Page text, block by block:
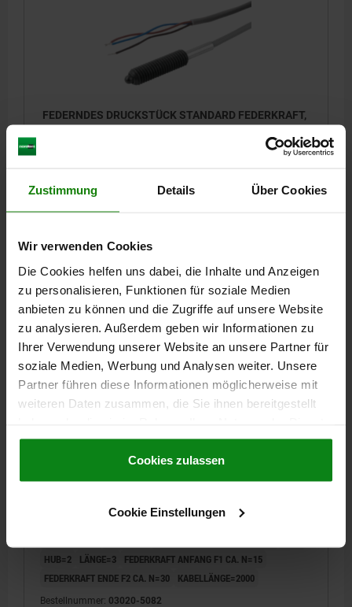
Zustimmung Details Über Cookies
Wir verwenden Cookies
Die Cookies helfen uns dabei, die Inhalte und Anzeigen
zu personalisieren, Funktionen für soziale Medien
anbieten zu können und die Zugriffe auf unsere Website
zu analysieren. Außerdem geben wir Informationen zu
Ihrer Verwendung unserer Website an unsere Partner für
soziale Medien, Werbung und Analysen weiter. Unsere
Partner führen diese Informationen möglicherweise mit
weiteren Daten zusammen, die Sie ihnen bereitgestellt
gesammelt haben.Cookie Richtlinien
Datenschutz|AGB
Cookies zulassen
Cookie Einstellungen
FEDERNDES DRUCKSTÜCK STANDARD FEDERKRAFT,
L1=3, STAHL, BRÜNIERT, KOMP:BOLZEN AUS STAHL,
D1=2,7 HUB=2
FEDERKRAFT ANFANG F1 CA. N=7
FEDERKRAFT ENDE F2 CA. N=20
66,70 CHF
zzgl. MwSt.
DETAILS
03020
FEDERNDES DRUCKSTÜCK STANDARD FEDERKRAFT,
L1=3, STAHL, BRÜNIERT, KOMP:BOLZEN AUS STAHL,
HUB=2
LÄNGE=3
FEDERKRAFT ANFANG F1 CA. N=15
FEDERKRAFT ENDE F2 CA. N=30
KABELLÄNGE=2000
Bestellnummer: 03020-5082